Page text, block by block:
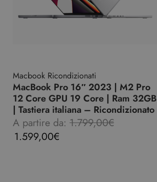
Macbook Ricondizionati
MacBook Pro 16″ 2023 | M2 Pro
12 Core GPU 19 Core | Ram 32GB
| Tastiera italiana – Ricondizionato
A partire da: 1.799,00€
1.599,00€